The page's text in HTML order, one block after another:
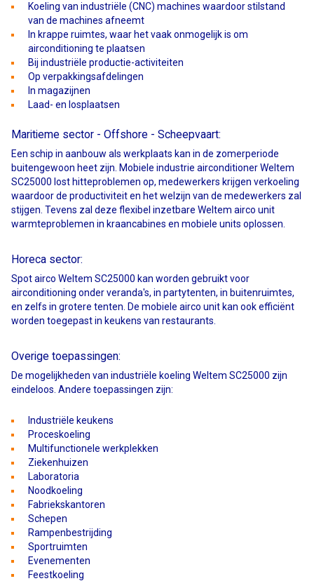
Koeling van industriële (CNC) machines waardoor stilstand
van de machines afneemt
In krappe ruimtes, waar het vaak onmogelijk is om
airconditioning te plaatsen
Bij industriële productie-activiteiten
Op verpakkingsafdelingen
In magazijnen
Laad- en losplaatsen
Maritieme sector - Offshore - Scheepvaart:
Een schip in aanbouw als werkplaats kan in de zomerperiode
buitengewoon heet zijn. Mobiele industrie airconditioner Weltem
SC25000 lost hitteproblemen op, medewerkers krijgen verkoeling
waardoor de productiviteit en het welzijn van de medewerkers zal
stijgen. Tevens zal deze flexibel inzetbare Weltem airco unit
warmteproblemen in kraancabines en mobiele units oplossen.
Horeca sector:
Spot airco Weltem SC25000 kan worden gebruikt voor
airconditioning onder veranda's, in partytenten, in buitenruimtes,
en zelfs in grotere tenten. De mobiele airco unit kan ook efficiënt
worden toegepast in keukens van restaurants.
Overige toepassingen:
De mogelijkheden van industriële koeling Weltem SC25000 zijn
eindeloos. Andere toepassingen zijn:
Industriële keukens
Proceskoeling
Multifunctionele werkplekken
Ziekenhuizen
Laboratoria
Noodkoeling
Fabriekskantoren
Schepen
Rampenbestrijding
Sportruimten
Evenementen
Feestkoeling